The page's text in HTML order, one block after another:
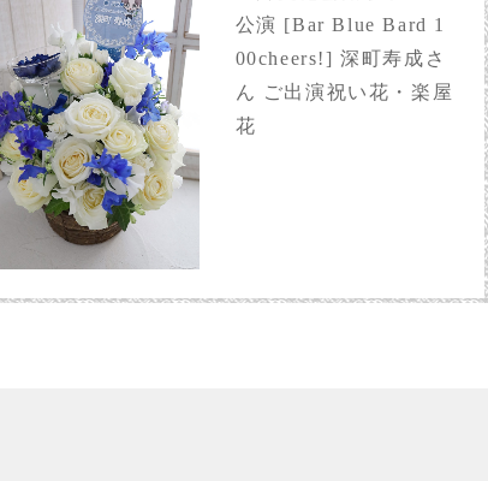
公演 [Bar Blue Bard 1
00cheers!] 深町寿成さ
ん ご出演祝い花・楽屋
花